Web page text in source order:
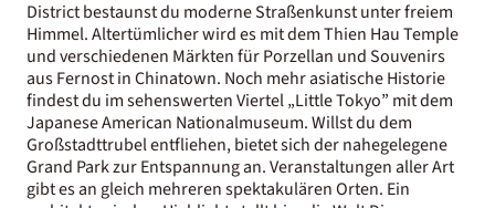
District bestaunst du moderne Straßenkunst unter freiem
Himmel. Altertümlicher wird es mit dem Thien Hau Temple
und verschiedenen Märkten für Porzellan und Souvenirs
aus Fernost in Chinatown. Noch mehr asiatische Historie
findest du im sehenswerten Viertel „Little Tokyo” mit dem
Japanese American Nationalmuseum. Willst du dem
Großstadttrubel entfliehen, bietet sich der nahegelegene
Grand Park zur Entspannung an. Veranstaltungen aller Art
gibt es an gleich mehreren spektakulären Orten. Ein